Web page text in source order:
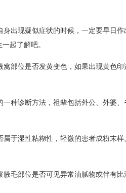
出现疑似症状的时候，一定要早日
起了解吧。
位是否发黄变色，如果出现黄色印
诊断方法，祖辈包括外公、外婆、
湿性粘糊性，轻微的患者成粉末样
毛部位是否可见异常油腻物或伴有比